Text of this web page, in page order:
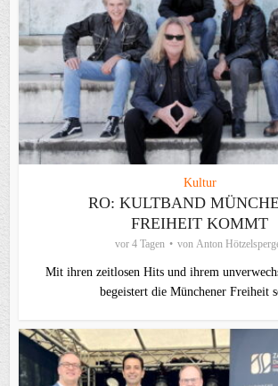
Kultur
RO: KULTBAND
FREIHEIT KOMMT
vor 4 Tagen von Anton
Mit ihren zeitlosen Hits und ihrem
begeistert die Münchener Freiheit